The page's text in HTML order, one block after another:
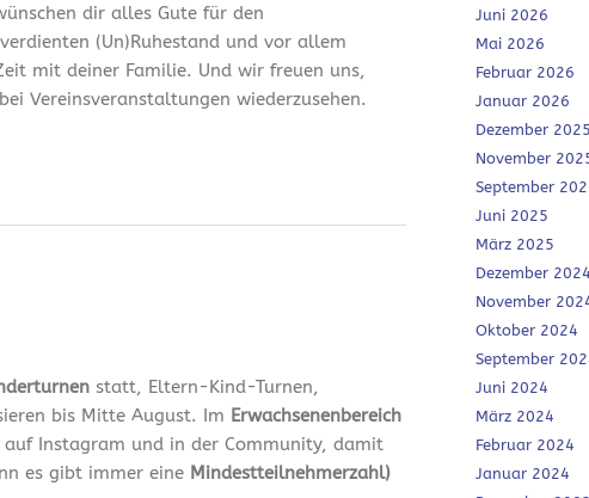
dir alles Gute für den
(Un)Ruhestand und vor allem
mit deiner Familie. Und wir freuen uns,
Vereinsveranstaltungen wiederzusehen.
statt, Eltern-Kind-Turnen,
bis Mitte August. Im Erwachsenenbereich
Instagram und in der Community, damit
es gibt immer eine Mindestteilnehmerzahl)
Juni 2026
Mai 2026
Februar 2026
Januar 2026
Dezember
November
September
Juni 2025
März 2025
Dezember
November
Oktober 2024
September
Juni 2024
März 2024
Februar 2024
Januar 2024